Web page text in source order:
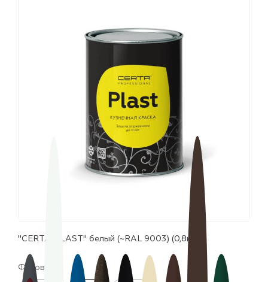
"CERTA-PLAST" белый (~RAL 9003) (0,8кг)
Фасовка: